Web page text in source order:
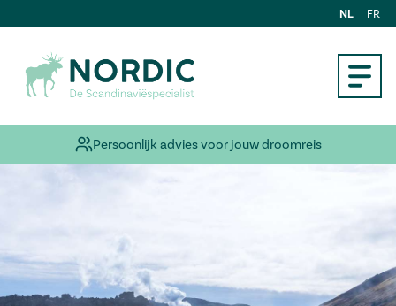
NL FR
Persoonlijk advies voor jouw droomreis